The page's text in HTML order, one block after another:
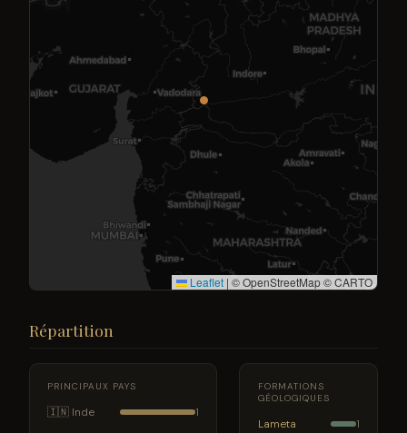
Leaflet | © OpenStreetMap © CARTO
Répartition
PRINCIPAUX PAYS
🇮🇳 Inde 1
FORMATIONS
GÉOLOGIQUES
Lameta 1